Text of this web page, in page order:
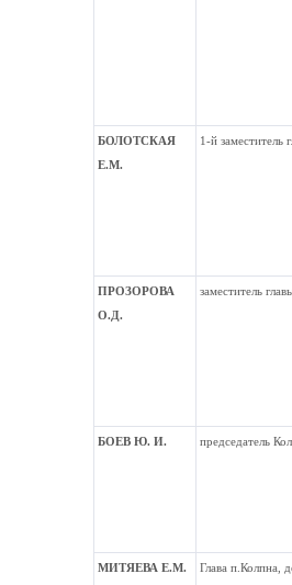
БОЛОТСКАЯ
Е.М.
1-й заместитель
ПРОЗОРОВА
О.Д.
заместитель
БОЕВ Ю. И. председатель
МИТЯЕВА Е.М. Глава п.Колпна,